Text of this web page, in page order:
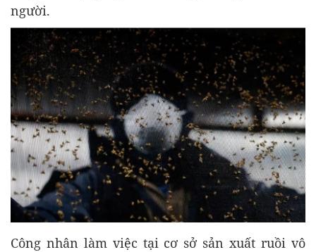
người.
Công nhân làm việc tại cơ sở sản xuất ruồi vô